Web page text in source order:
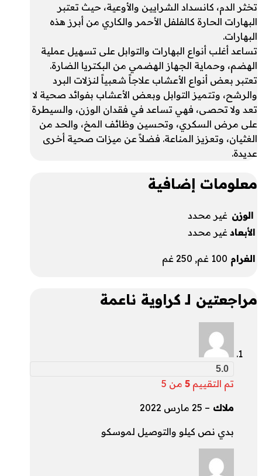
تخثر الدم، كانسداد الشرايين والأوعية، حيث تعتبر
البهارات الحارة كالفلفل الأحمر والكاري من أبرز هذه
البهارات.
تساعد أغلب أنواع البهارات والتوابل على تسهيل عملية
الهضم، وحماية الجهاز الهضمي من البكتريا الضارة.
تعتبر بعض أنواع الأعشاب علاجاً شعبياً لنزلات البرد
والرشح، وتتميز التوابل وبعض الأعشاب بفوائد صحية لا
تعد ولا تحصى، فهي تساعد في فقدان الوزن، والسيطرة
على مرض السكري، وتحسين وظائف المخ، والحد من
الغثيان، وتعزيز المناعة. فضلاً عن ميزات صحية أخرى
عديدة.
معلومات إضافية
الوزن غير محدد
الأبعاد غير محدد
الغرام 100 غم, 250 غم
مراجعتين لـ كراوية ناعمة
5.0
تم التقييم 5 من 5
ملاك – 25 مارس 2022
بدي نص كيلو والتوصيل لموسكو